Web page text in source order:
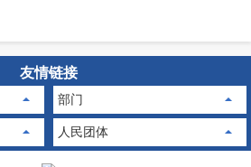
友情链接
部门
人民团体